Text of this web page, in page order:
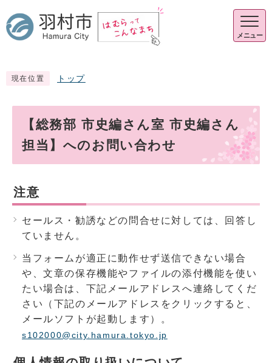
メニュー
現在位置 トップ
【総務部 市史編さん室 市史編さん
担当】へのお問い合わせ
注意
セールス・勧誘などの問合せに対しては、回答し
ていません。
当フォームが適正に動作せず送信できない場合
や、文章の保存機能やファイルの添付機能を使い
たい場合は、下記メールアドレスへ連絡してくだ
さい（下記のメールアドレスをクリックすると、
メールソフトが起動します）。
s102000@city.hamura.tokyo.jp